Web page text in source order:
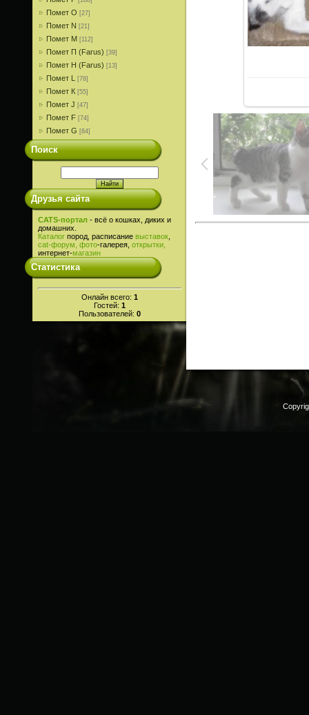
Помет О [27]
Помет N [21]
Помет M [112]
Помет П (Farus) [39]
Помет Н (Farus) [13]
Помет L [78]
Помет К [55]
Помет J [47]
Помет F [74]
Помет G [84]
Поиск
Друзья сайта
CATS-портал - всё о кошках, диких и
домашних.
Каталог пород, расписание выставок
cat-форум, фото-галерея, открытки,
интернет-магазин
Статистика
Онлайн всего: 1
Гостей: 1
Пользователей: 0